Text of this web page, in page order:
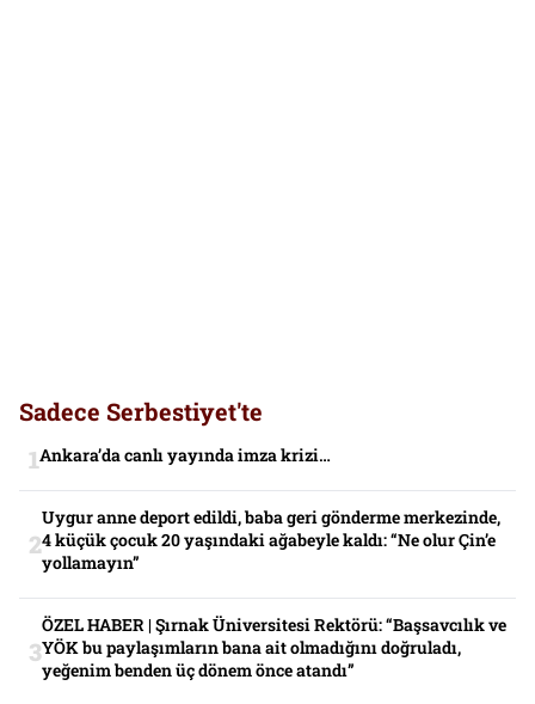
Sadece Serbestiyet'te
Ankara’da canlı yayında imza krizi…
Uygur anne deport edildi, baba geri gönderme merkezinde,
4 küçük çocuk 20 yaşındaki ağabeyle kaldı: “Ne olur Çin’e
yollamayın”
ÖZEL HABER | Şırnak Üniversitesi Rektörü: “Başsavcılık ve
YÖK bu paylaşımların bana ait olmadığını doğruladı,
yeğenim benden üç dönem önce atandı”